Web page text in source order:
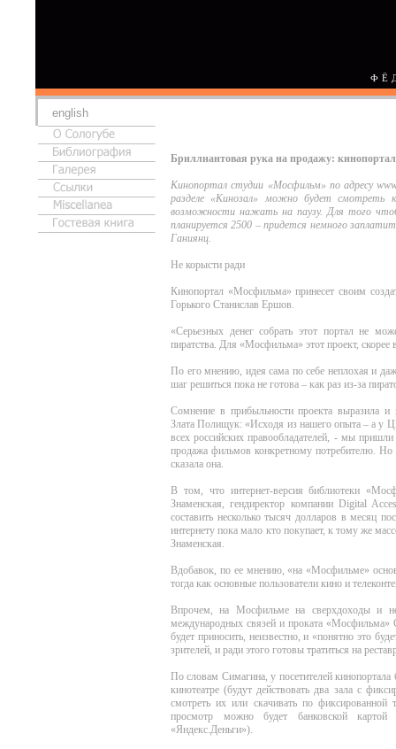
english
Бриллиантовая рука на продажу:
Кинопортал студии «Мосфильм» по адресу
разделе «Кинозал» можно будет смотреть
возможности нажать на паузу. Для того
планируется 2500 – придется немного
Ганиянц.
Не корысти ради
Кинопортал «Мосфильма» принесет своим
Горького Станислав Ершов.
«Серьезных денег собрать этот портал не
пиратства. Для «Мосфильма» этот проект,
По его мнению, идея сама по себе неплохая и
шаг решиться пока не готова – как раз из-за
Сомнение в прибыльности проекта выразила и
Злата Полищук: «Исходя из нашего опыта – а у
всех российских правообладателей, - мы
продажа фильмов конкретному потребителю.
сказала она.
В том, что интернет-версия библиотеки
Знаменская, гендиректор компании Digital
составить несколько тысяч долларов в месяц
интернету пока мало кто покупает, к тому же
Знаменская.
Вдобавок, по ее мнению, «на «Мосфильме»
тогда как основные пользователи кино и
Впрочем, на Мосфильме на сверхдоходы и
международных связей и проката «Мосфильма»
будет приносить, неизвестно, и «понятно это
зрителей, и ради этого готовы тратиться на
По словам Симагина, у посетителей
кинотеатре (будут действовать два зала с
смотреть их или скачивать по
просмотр можно будет банковской
«Яндекс.Деньги»).